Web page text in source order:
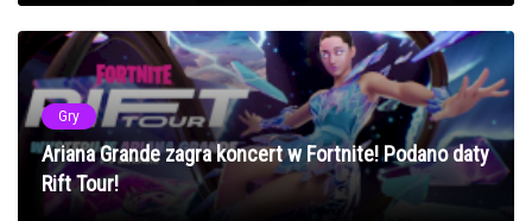
Gry
Ariana Grande zagra koncert w Fortnite! Podano daty
Rift Tour!